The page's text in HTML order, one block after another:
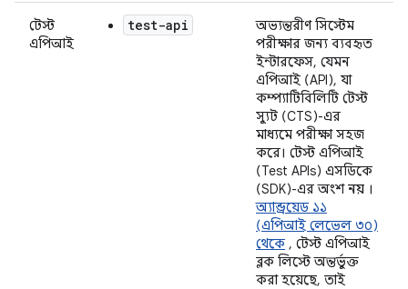
টেস্ট
এপিআই
test-api
অভ্যন্তরীণ সিস্টেম
পরীক্ষার জন্য ব্যবহৃত
ইন্টারফেস, যেমন
এপিআই (API), যা
কম্প্যাটিবিলিটি টেস্ট
স্যুট (CTS)-এর
মাধ্যমে পরীক্ষা সহজ
করে। টেস্ট এপিআই
(Test APIs) এসডিকে
(SDK)-এর অংশনয় ।
অ্যান্ড্রয়েড ১১
(এপিআই লেভেল ৩০)
থেকে , টেস্ট এপিআই
ব্লক লিস্টে অন্তর্ভুক্ত
করা হয়েছে, তাই